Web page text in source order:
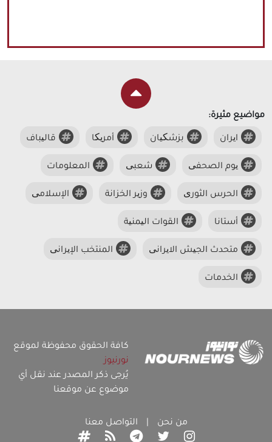
مواضيع مثيرة:
ایران بزشکیان أمریکا قالیباف
یوم الصحفی شعبی المعلومات
الحرس الثوری وزیر الخزانة الإسلامی
أستانا القوات الیمنیة
متحدث الجیش الایرانی المنتخب الإیرانی
الخدمات
كافة الحقوق محفوظة لموقع
نورنيوز
يُرجى ذكر المصدر عند نقل أي
موضوع عن موقعنا
من نحن التواصل معنا